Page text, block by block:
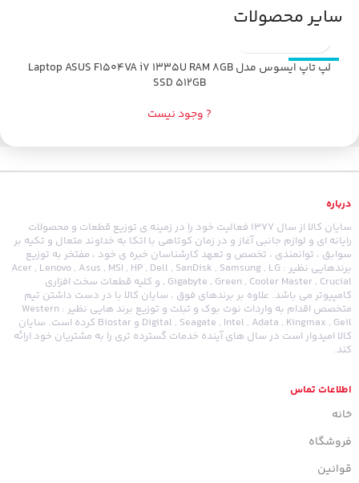
سایر محصولات
اتمام موجودی
لپ تاپ ایسوس مدل Laptop ASUS F1504VA i7 1335U RAM 8GB
SSD 512GB
? وجود نیست
درباره
سایان کالا از سال 1377 فعالیت خود را در زمینه ی توزیع قطعات و محصولات
رایانه ای و لوازم جانبی آغاز و در زمان کوتاهی با اتکا به خداوند متعال و تکیه بر
سوابق ، توانمندی ، تخصص و تعهد کارشناسان خبره ی خود ، مفتخر به توزیع
برندهایی نظیر : Acer , Lenovo , Asus , MSI , HP , Dell , SanDisk , Samsung , LG
, Gigabyte , Green , Cooler Master , Crucial و کلیه قطعات سخت افزاری
کامپیوتر می باشد. علاوه بر برندهای فوق ، سایان کالا با در دست داشتن تیم
متخصص اقدام به واردات نوت بوک و تبلت و توزیع برند هایی نظیر : Western
Digital , Seagate , Intel , Adata , Kingmax , Geil و Biostar کرده است. سایان
کالا امیدوار است در سال های آینده خدمات گسترده تری را به مشتریان خود ارائه
کند.
اطلاعات تماس
خانه
فروشگاه
قوانین